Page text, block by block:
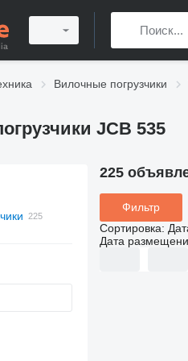
Вилочные погрузчики
JCB 535
225
Фильтр
Сортировка:
Дата